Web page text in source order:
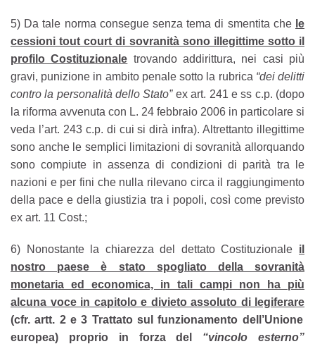
5) Da tale norma consegue senza tema di smentita che le
cessioni tout court di sovranità sono illegittime sotto il
profilo Costituzionale trovando addirittura, nei casi più
gravi, punizione in ambito penale sotto la rubrica “dei delitti
contro la personalità dello Stato”ex art. 241 e ss c.p. (dopo
la riforma avvenuta con L. 24 febbraio 2006 in particolare si
veda l’art. 243 c.p. di cui si dirà infra). Altrettanto illegittime
sono anche le semplici limitazioni di sovranità allorquando
sono compiute in assenza di condizioni di parità tra le
nazioni e per fini che nulla rilevano circa il raggiungimento
della pace e della giustizia tra i popoli, così come previsto
ex art. 11 Cost.;
6) Nonostante la chiarezza del dettato Costituzionale il
nostro paese è stato spogliato della sovranità
monetaria ed economica, in tali campi non ha più
alcuna voce in capitolo e divieto assoluto di legiferare
(cfr. artt. 2 e 3 Trattato sul funzionamento dell’Unione
europea) proprio in forza del “vincolo esterno”